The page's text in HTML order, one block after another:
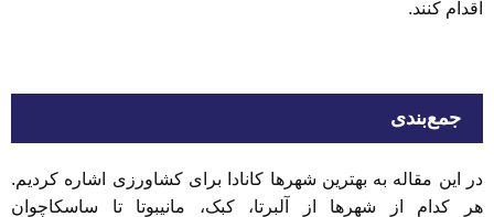
اقدام کنند.
جمع‌بندی
در این مقاله به بهترین شهرها کانادا برای کشاورزی اشاره کردیم.
هر کدام از شهرها از آلبرتا، کبک، مانیبوتا تا ساسکاچوان